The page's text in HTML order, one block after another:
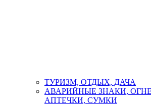
ТУРИЗМ, ОТДЫХ, ДАЧА
АВАРИЙНЫЕ ЗНАКИ,
АПТЕЧКИ, СУМКИ